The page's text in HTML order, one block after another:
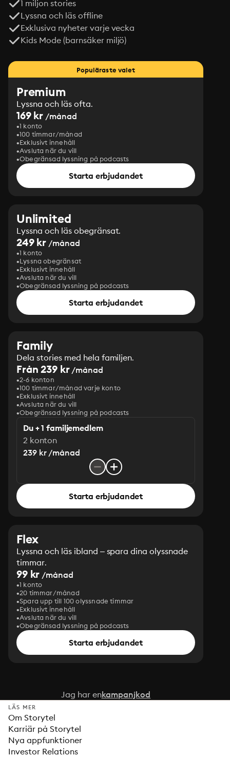
1 miljon stories
Lyssna och läs offline
Exklusiva nyheter varje vecka
Kids Mode (barnsäker miljö)
Populäraste valet
Premium
Lyssna och läs ofta.
169 kr /månad
1 konto
100 timmar/månad
Exklusivt innehåll
Avsluta när du vill
Obegränsad lyssning på podcasts
Starta erbjudandet
Unlimited
Lyssna och läs obegränsat.
249 kr /månad
1 konto
Lyssna obegränsat
Exklusivt innehåll
Avsluta när du vill
Obegränsad lyssning på podcasts
Starta erbjudandet
Family
Dela stories med hela familjen.
Från 239 kr/månad
2-6 konton
100 timmar/månad varje konto
Exklusivt innehåll
Avsluta när du vill
Obegränsad lyssning på podcasts
Du + 1 familjemedlem
2 konton
239 kr /månad
Starta erbjudandet
Flex
Lyssna och läs ibland – spara dina olyssnade
timmar.
99 kr /månad
1 konto
20 timmar/månad
Spara upp till 100 olyssnade timmar
Exklusivt innehåll
Avsluta när du vill
Obegränsad lyssning på podcasts
Starta erbjudandet
Jag har enkampanjkod
LÄS MER
Om Storytel
Karriär på Storytel
Nya appfunktioner
Investor Relations